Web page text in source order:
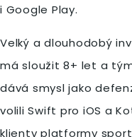
i Google Play.
Velký a dlouhodobý
má sloužit 8+ let a
dává smysl jako
volili Swift pro iOS a
klienty platformy